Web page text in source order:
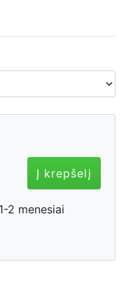
Į krepšelį
2 menesiai